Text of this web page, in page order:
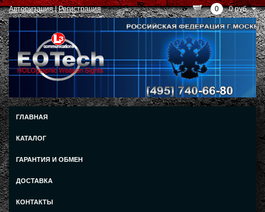
Авторизация|Регистрация 0 0 руб.
ГЛАВНАЯ
КАТАЛОГ
ГАРАНТИЯ И ОБМЕН
ДОСТАВКА
КОНТАКТЫ